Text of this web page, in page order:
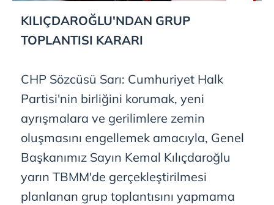
KILIÇDAROĞLU'NDAN GRUP
TOPLANTISI KARARI
CHP Sözcüsü Sarı: Cumhuriyet Halk
Partisi'nin birliğini korumak, yeni
ayrışmalara ve gerilimlere zemin
oluşmasını engellemek amacıyla, Genel
Başkanımız Sayın Kemal Kılıçdaroğlu
yarın TBMM'de gerçekleştirilmesi
planlanan grup toplantısını yapmama